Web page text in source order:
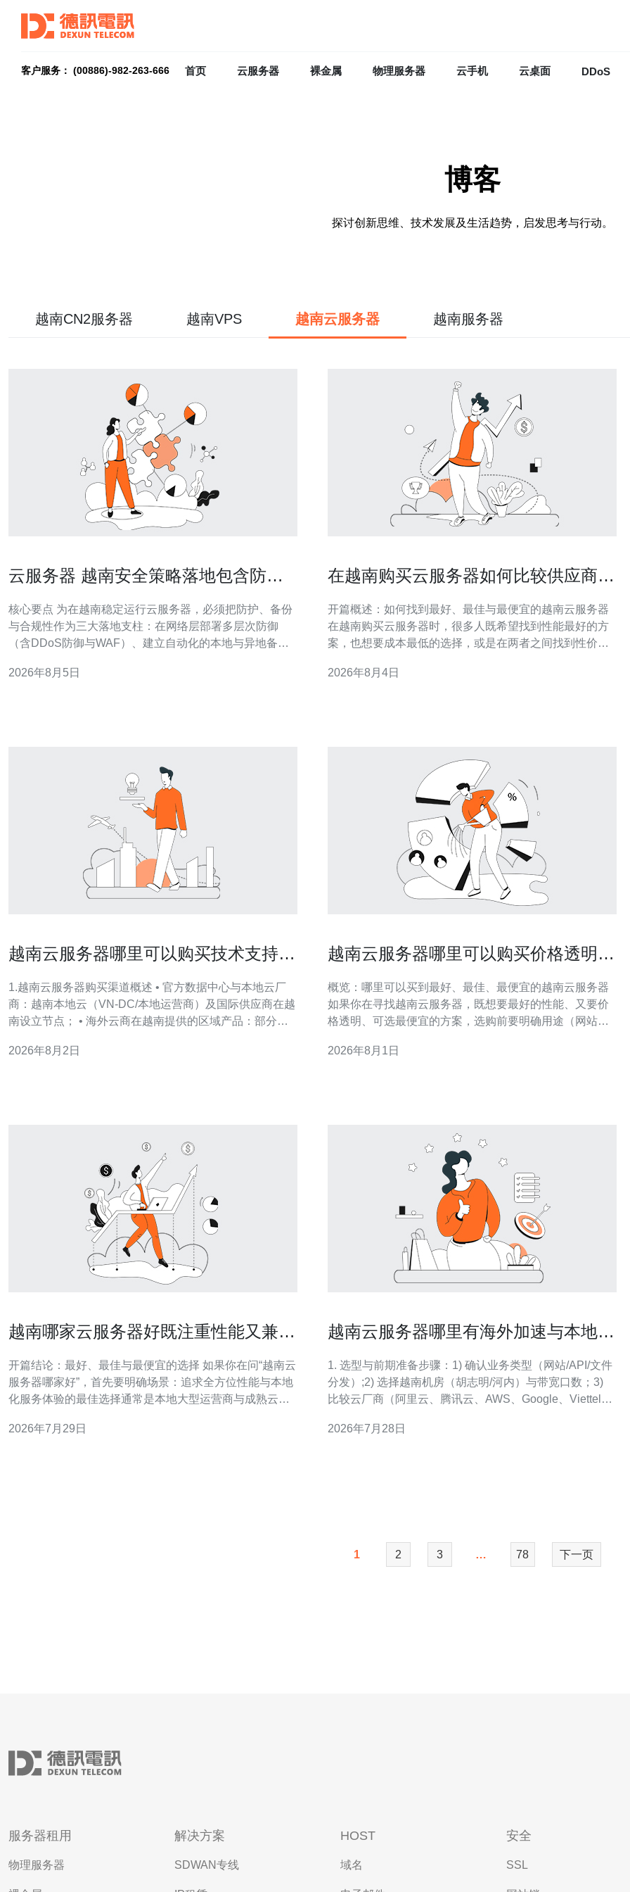
客户服务： (00886)-982-263-666 首页 云服务器 裸金属 物理服务器 云手机 云桌面 DDoS
博客
探讨创新思维、技术发展及生活趋势，启发思考与行动。
越南CN2服务器 越南VPS 越南云服务器 越南服务器
云服务器 越南安全策略落地包含防
核心要点 为在越南稳定运行云服务器，必须把防护、备份
与合规性作为三大落地支柱：在网络层部署多层次防御
（含DDoS防御与WAF）、建立自动化的本地与异地备份
求。通过在VPS与主机上实施分级安全策略、结合全球与
2026年8月5日
在越南购买云服务器如何比较供应商服
开篇概述：如何找到最好、最佳与最便宜的越南云服务器
在越南购买云服务器时，很多人既希望找到性能最好的方
案，也想要成本最低的选择，或是在两者之间找到性价比
可靠性、售后与价格等维度出发，提供一套系统化的评估
2026年8月4日
越南云服务器哪里可以购买技术支持响
1.越南云服务器购买渠道概述 • 官方数据中心与本地云厂
商：越南本地云（VN-DC/本地运营商）及国际供应商在越
南设立节点； • 海外云商在越南提供的区域产品：部分国
经销与渠道商：代理商通常提供套餐打包、付费方式本地
2026年8月2日
越南云服务器哪里可以购买价格透明的
概览：哪里可以买到最好、最佳、最便宜的越南云服务器
如果你在寻找越南云服务器，既想要最好的性能、又要价
格透明、可选最便宜的方案，选购前要明确用途（网站、
模式与注意事项做详尽评测，帮助你在本地云厂商与国际
2026年8月1日
越南哪家云服务器好既注重性能又兼顾
开篇结论：最好、最佳与最便宜的选择 如果你在问“越南云
服务器哪家好”，首先要明确场景：追求全方位性能与本地
化服务体验的最佳选择通常是本地大型运营商与成熟云厂
Cloud与FPT Cloud常被推荐；想要最便宜的入门方案，则
2026年7月29日
越南云服务器哪里有海外加速与本地互
1. 选型与前期准备步骤：1) 确认业务类型（网站/API/文件
分发）;2) 选择越南机房（胡志明/河内）与带宽口数；3)
比较云厂商（阿里云、腾讯云、AWS、Google、Viettel
备公网IP、ASN信息与联系人。 2. 部署海外加速（CDN
2026年7月28日
1 2 3 … 78 下一页
服务器租用
物理服务器
解决方案
SDWAN专线
HOST
域名
安全
SSL